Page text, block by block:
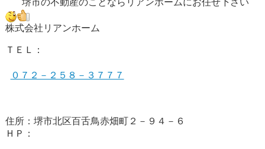
堺市の不動産のことならリアンホームにお任せ下さい
株式会社リアンホーム
ＴＥＬ：
０７２－２５８－３７７７
住所：堺市北区百舌鳥赤畑町２－９４－６
ＨＰ：